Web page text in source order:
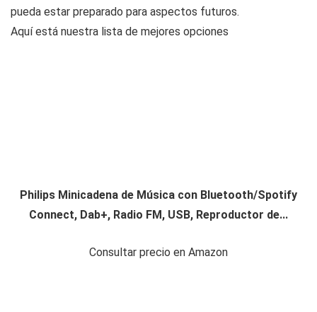
pueda estar preparado para aspectos futuros.
Aquí está nuestra lista de mejores opciones
Philips Minicadena de Música con Bluetooth/Spotify
Connect, Dab+, Radio FM, USB, Reproductor de...
Consultar precio en Amazon